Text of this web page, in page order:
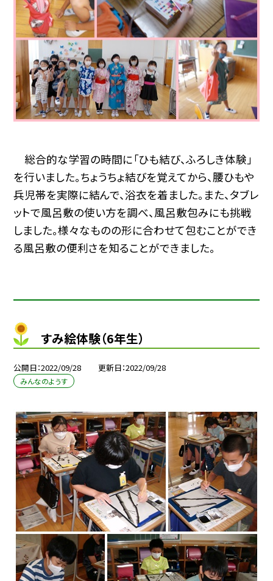
総合的な学習の時間に「ひも結び、ふろしき体験」
を行いました。ちょうちょ結びを覚えてから、腰ひもや
兵児帯を実際に結んで、浴衣を着ました。また、タブレ
ットで風呂敷の使い方を調べ、風呂敷包みにも挑戦
しました。様々なものの形に合わせて包むことができ
る風呂敷の便利さを知ることができました。
すみ絵体験（6年生）
公開日 2022/09/28 更新日 2022/09/28
みんなのようす